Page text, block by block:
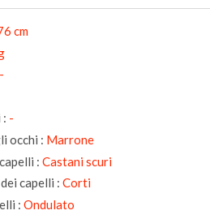
cm
-
: -
occhi : Marrone
: Castani scuri
capelli : Corti
: Ondulato